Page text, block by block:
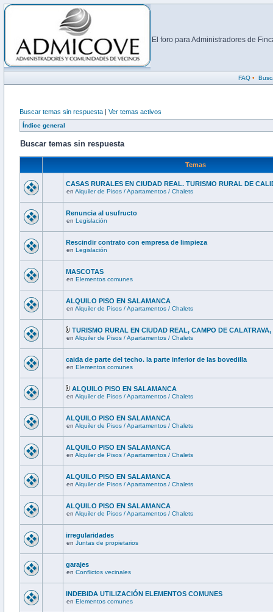
El foro para Administradores de
FAQ•
Buscar temas sin respuesta | Ver temas activos
Índice general
Buscar temas sin respuesta
Temas
CASAS RURALES EN CIUDAD REAL. TURISMO RURAL DE
en Alquiler de Pisos / Apartamentos / Chalets
Renuncia al usufructo
en Legislación
Rescindir contrato con empresa de limpieza
en Legislación
MASCOTAS
en Elementos comunes
ALQUILO PISO EN SALAMANCA
en Alquiler de Pisos / Apartamentos / Chalets
TURISMO RURAL EN CIUDAD REAL, CAMPO DE
en Alquiler de Pisos / Apartamentos / Chalets
caida de parte del techo. la parte inferior de las bovedilla
en Elementos comunes
ALQUILO PISO EN SALAMANCA
en Alquiler de Pisos / Apartamentos / Chalets
ALQUILO PISO EN SALAMANCA
en Alquiler de Pisos / Apartamentos / Chalets
ALQUILO PISO EN SALAMANCA
en Alquiler de Pisos / Apartamentos / Chalets
ALQUILO PISO EN SALAMANCA
en Alquiler de Pisos / Apartamentos / Chalets
ALQUILO PISO EN SALAMANCA
en Alquiler de Pisos / Apartamentos / Chalets
irregularidades
en Juntas de propietarios
garajes
en Conflictos vecinales
INDEBIDA UTILIZACIÓN ELEMENTOS COMUNES
en Elementos comunes